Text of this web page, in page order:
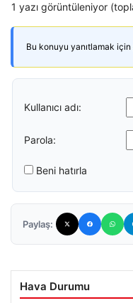
1 yazı görüntüleniyor
Bu konuyu yanıtlamak için
Kullanıcı adı:
Parola:
Beni hatırla
Paylaş:
Hava Durumu